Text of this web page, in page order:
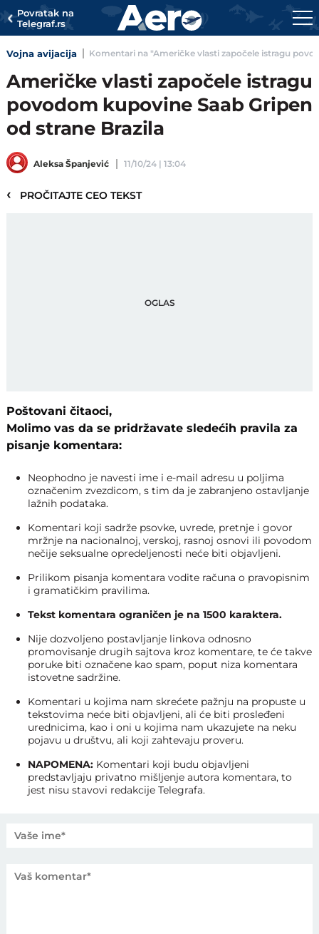
Povratak na
Telegraf.rs
Vojna avijacija Komentari na "Američke vlasti započele istragu
Američke vlasti započele istragu
povodom kupovine Saab Gripen
od strane Brazila
Aleksa Španjević 11/10/24 | 13:04
‹ PROČITAJTE CEO TEKST
Poštovani čitaoci,
Molimo vas da se pridržavate sledećih pravila za
pisanje komentara:
Neophodno je navesti ime i e-mail adresu u poljima
označenim zvezdicom, s tim da je zabranjeno ostavljanje
lažnih podataka.
Komentari koji sadrže psovke, uvrede, pretnje i govor
mržnje na nacionalnoj, verskoj, rasnoj osnovi ili povodom
nečije seksualne opredeljenosti neće biti objavljeni.
Prilikom pisanja komentara vodite računa o pravopisnim
i gramatičkim pravilima.
Tekst komentara ograničen je na 1500 karaktera.
Nije dozvoljeno postavljanje linkova odnosno
promovisanje drugih sajtova kroz komentare, te će takve
poruke biti označene kao spam, poput niza komentara
istovetne sadržine.
Komentari u kojima nam skrećete pažnju na propuste u
tekstovima neće biti objavljeni, ali će biti prosleđeni
urednicima, kao i oni u kojima nam ukazujete na neku
pojavu u društvu, ali koji zahtevaju proveru.
NAPOMENA: Komentari koji budu objavljeni
predstavljaju privatno mišljenje autora komentara, to
jest nisu stavovi redakcije Telegrafa.